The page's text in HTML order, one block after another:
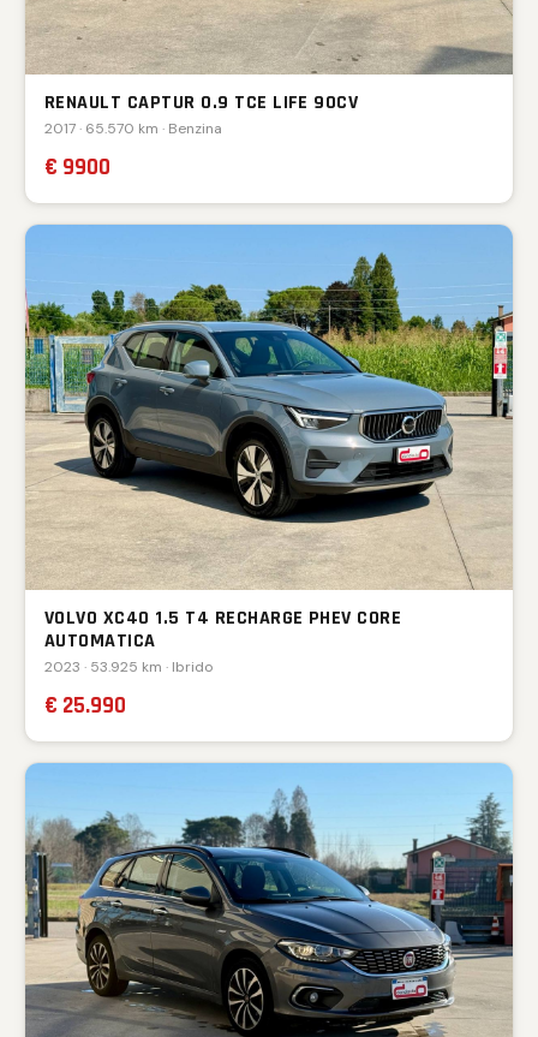
RENAULT CAPTUR 0.9 TCE LIFE 90CV
2017 · 65.570 km · Benzina
€ 9900
VOLVO XC40 1.5 T4 RECHARGE PHEV CORE
AUTOMATICA
2023 · 53.925 km · Ibrido
€ 25.990